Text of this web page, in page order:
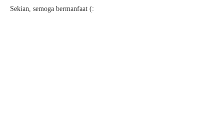
Sekian, semoga bermanfaat (: